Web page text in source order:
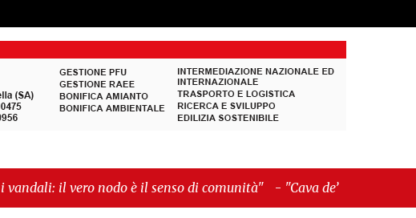
è il senso di comunità" -"Cava de’ Tirreni, La Fratellanza